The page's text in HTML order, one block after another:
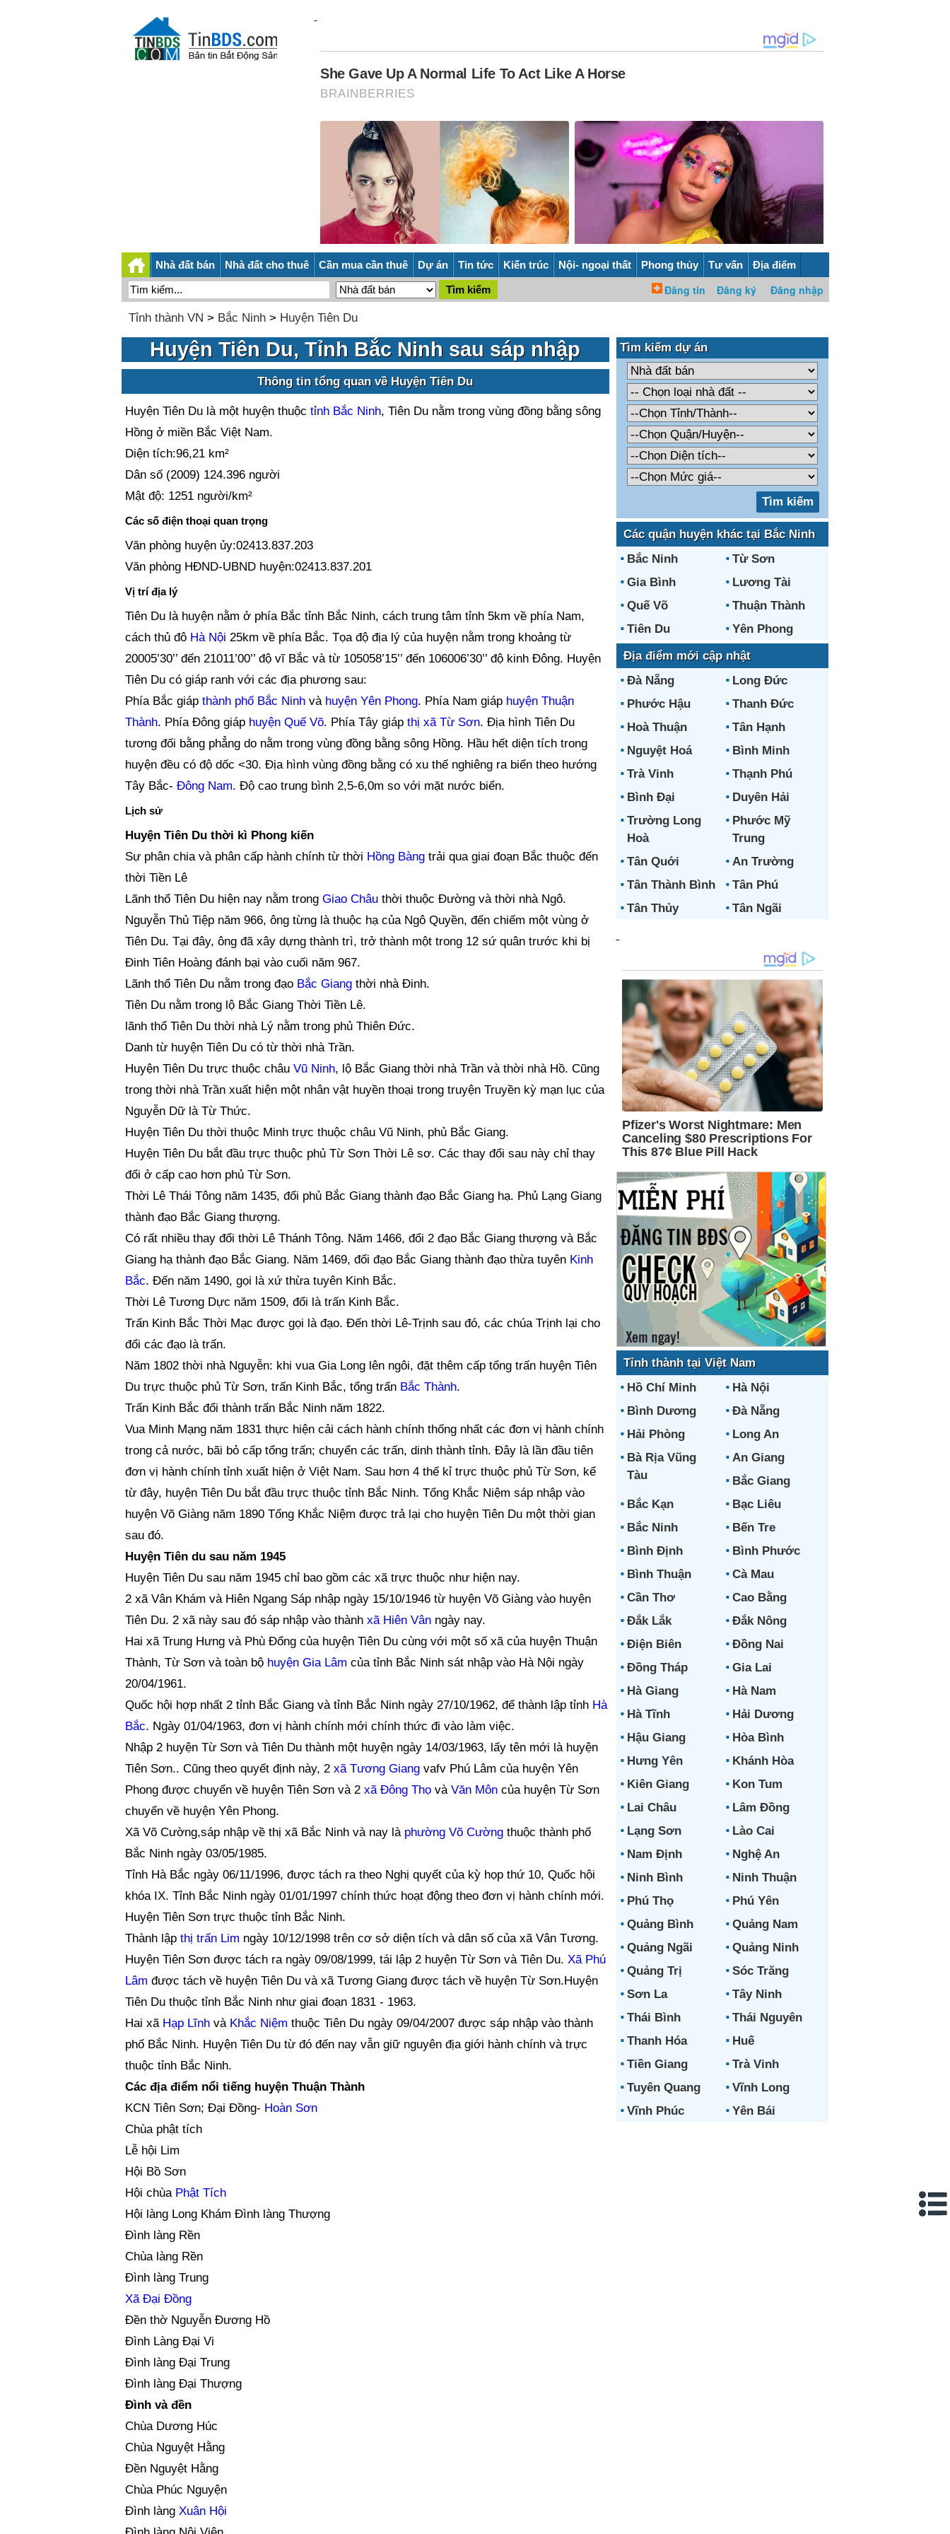
Nhà đất bán Nhà đất cho thuê Cần mua cần thuê Dự án Tin tức Kiến trúc Nội- ngoại thất Phong thủy Tư vấn Địa điểm
Tỉnh thành VN > Bắc Ninh> Huyện Tiên Du
Huyện Tiên Du, Tỉnh Bắc Ninh sau sáp nhập
Thông tin tổng quan về Huyện Tiên Du
Huyện Tiên Du là một huyện thuộc tỉnh Bắc Ninh, Tiên Du nằm trong vùng đồng bằng sông
Hồng ở miền Bắc Việt Nam.
Diện tích:96,21 km²
Dân số (2009) 124.396 người
Mật độ: 1251 người/km²
Các số điện thoại quan trọng
Văn phòng huyện ủy:02413.837.203
Văn phòng HĐND-UBND huyện:02413.837.201
Vị trí địa lý
Tiên Du là huyện nằm ở phía Bắc tỉnh Bắc Ninh, cách trung tâm tỉnh 5km về phía Nam,
cách thủ đô Hà Nội 25km về phía Bắc. Tọa độ địa lý của huyện nằm trong khoảng từ
20005’30’’ đến 21011’00’’ độ vĩ Bắc và từ 105058’15’’ đến 106006’30’’ độ kinh Đông. Huyện
Tiên Du có giáp ranh với các địa phương sau:
Phía Bắc giáp thành phố Bắc Ninhvà huyện Yên Phong. Phía Nam giáp huyện Thuận
Thành. Phía Đông giáp huyện Quế Võ. Phía Tây giáp thị xã Từ Sơn. Địa hình Tiên Du
tương đối bằng phẳng do nằm trong vùng đồng bằng sông Hồng. Hầu hết diện tích trong
huyện đều có độ dốc <30. Địa hình vùng đồng bằng có xu thế nghiêng ra biển theo hướng
Tây Bắc- Đông Nam. Độ cao trung bình 2,5-6,0m so với mặt nước biển.
Lịch sử
Huyện Tiên Du thời kì Phong kiến
Sự phân chia và phân cấp hành chính từ thời Hồng Bàngtrải qua giai đoạn Bắc thuộc đến
thời Tiền Lê
Lãnh thổ Tiên Du hiện nay nằm trong Giao Châuthời thuộc Đường và thời nhà Ngô.
Nguyễn Thủ Tiệp năm 966, ông từng là thuộc hạ của Ngô Quyền, đến chiếm một vùng ở
Tiên Du. Tại đây, ông đã xây dựng thành trì, trở thành một trong 12 sứ quân trước khi bị
Đinh Tiên Hoàng đánh bại vào cuối năm 967.
Lãnh thổ Tiên Du nằm trong đạo Bắc Giangthời nhà Đinh.
Tiên Du nằm trong lộ Bắc Giang Thời Tiền Lê.
lãnh thổ Tiên Du thời nhà Lý nằm trong phủ Thiên Đức.
Danh từ huyện Tiên Du có từ thời nhà Trần.
Huyện Tiên Du trực thuộc châu Vũ Ninh, lộ Bắc Giang thời nhà Trần và thời nhà Hồ. Cũng
trong thời nhà Trần xuất hiện một nhân vật huyền thoại trong truyện Truyền kỳ mạn lục của
Nguyễn Dữ là Từ Thức.
Huyện Tiên Du thời thuộc Minh trực thuộc châu Vũ Ninh, phủ Bắc Giang.
Huyện Tiên Du bắt đầu trực thuộc phủ Từ Sơn Thời Lê sơ. Các thay đổi sau này chỉ thay
đổi ở cấp cao hơn phủ Từ Sơn.
Thời Lê Thái Tông năm 1435, đổi phủ Bắc Giang thành đạo Bắc Giang hạ. Phủ Lạng Giang
thành đạo Bắc Giang thượng.
Có rất nhiều thay đổi thời Lê Thánh Tông. Năm 1466, đổi 2 đạo Bắc Giang thượng và Bắc
Giang hạ thành đạo Bắc Giang. Năm 1469, đổi đạo Bắc Giang thành đạo thừa tuyên Kinh
Bắc. Đến năm 1490, gọi là xứ thừa tuyên Kinh Bắc.
Thời Lê Tương Dực năm 1509, đổi là trấn Kinh Bắc.
Trấn Kinh Bắc Thời Mạc được gọi là đạo. Đến thời Lê-Trịnh sau đó, các chúa Trịnh lại cho
đổi các đạo là trấn.
Năm 1802 thời nhà Nguyễn: khi vua Gia Long lên ngôi, đặt thêm cấp tổng trấn huyện Tiên
Du trực thuộc phủ Từ Sơn, trấn Kinh Bắc, tổng trấn Bắc Thành.
Trấn Kinh Bắc đổi thành trấn Bắc Ninh năm 1822.
Vua Minh Mạng năm 1831 thực hiện cải cách hành chính thống nhất các đơn vị hành chính
trong cả nước, bãi bỏ cấp tổng trấn; chuyển các trấn, dinh thành tỉnh. Đây là lần đầu tiên
đơn vị hành chính tỉnh xuất hiện ở Việt Nam. Sau hơn 4 thế kỉ trực thuộc phủ Từ Sơn, kể
từ đây, huyện Tiên Du bắt đầu trực thuộc tỉnh Bắc Ninh. Tổng Khắc Niệm sáp nhập vào
huyện Võ Giàng năm 1890 Tổng Khắc Niệm được trả lại cho huyện Tiên Du một thời gian
sau đó.
Huyện Tiên du sau năm 1945
Huyện Tiên Du sau năm 1945 chỉ bao gồm các xã trực thuộc như hiện nay.
2 xã Vân Khám và Hiên Ngang Sáp nhập ngày 15/10/1946 từ huyện Võ Giàng vào huyện
Tiên Du. 2 xã này sau đó sáp nhập vào thành xã Hiên Vânngày nay.
Hai xã Trung Hưng và Phù Đổng của huyện Tiên Du cùng với một số xã của huyện Thuận
Thành, Từ Sơn và toàn bộ huyện Gia Lâm của tỉnh Bắc Ninh sát nhập vào Hà Nội ngày
20/04/1961.
Quốc hội hợp nhất 2 tỉnh Bắc Giang và tỉnh Bắc Ninh ngày 27/10/1962, để thành lập tỉnh Hà
Bắc. Ngày 01/04/1963, đơn vị hành chính mới chính thức đi vào làm việc.
Nhập 2 huyện Từ Sơn và Tiên Du thành một huyện ngày 14/03/1963, lấy tên mới là huyện
Tiên Sơn.. Cũng theo quyết định này, 2 xã Tương Giangvafv Phú Lâm của huyện Yên
Phong được chuyển về huyện Tiên Sơn và 2 xã Đông Thọvà Văn Môncủa huyện Từ Sơn
chuyển về huyện Yên Phong.
Xã Võ Cường,sáp nhập về thị xã Bắc Ninh và nay là phường Võ Cườngthuộc thành phố
Bắc Ninh ngày 03/05/1985.
Tỉnh Hà Bắc ngày 06/11/1996, được tách ra theo Nghị quyết của kỳ họp thứ 10, Quốc hội
khóa IX. Tỉnh Bắc Ninh ngày 01/01/1997 chính thức hoạt động theo đơn vị hành chính mới.
Huyện Tiên Sơn trực thuộc tỉnh Bắc Ninh.
Thành lập thị trấn Lim ngày 10/12/1998 trên cơ sở diện tích và dân số của xã Vân Tương.
Huyện Tiên Sơn được tách ra ngày 09/08/1999, tái lập 2 huyện Từ Sơn và Tiên Du. Xã Phú
Lâm được tách về huyện Tiên Du và xã Tương Giang được tách về huyện Từ Sơn.Huyện
Tiên Du thuộc tỉnh Bắc Ninh như giai đoạn 1831 - 1963.
Hai xã Hạp Lĩnhvà Khắc Niệm thuộc Tiên Du ngày 09/04/2007 được sáp nhập vào thành
phố Bắc Ninh. Huyện Tiên Du từ đó đến nay vẫn giữ nguyên địa giới hành chính và trực
thuộc tỉnh Bắc Ninh.
Các địa điểm nổi tiếng huyện Thuận Thành
KCN Tiên Sơn; Đại Đồng- Hoàn Sơn
Chùa phật tích
Lễ hội Lim
Hội Bồ Sơn
Hội chùa Phật Tích
Hội làng Long Khám Đình làng Thượng
Đình làng Rền
Chùa làng Rền
Đình làng Trung
Xã Đại Đồng
Đền thờ Nguyễn Đương Hồ
Đình Làng Đại Vi
Đình làng Đại Trung
Đình làng Đại Thượng
Đình và đền
Chùa Dương Húc
Chùa Nguyệt Hằng
Đền Nguyệt Hằng
Chùa Phúc Nguyện
Đình làng Xuân Hội
Tìm kiếm dự án
Các quận huyện khác tại Bắc Ninh
Bắc Ninh
Từ Sơn
Gia Bình
Lương Tài
Quế Võ
Thuận Thành
Tiên Du
Yên Phong
Địa điểm mới cập nhật
Đà Nẵng
Long Đức
Phước Hậu
Thanh Đức
Hoà Thuận
Tân Hạnh
Nguyệt Hoá
Bình Minh
Trà Vinh
Thạnh Phú
Bình Đại
Duyên Hải
Trường Long
Hoà
Phước Mỹ
Trung
Tân Quới
An Trường
Tân Thành Bình
Tân Phú
Tân Thủy
Tân Ngãi
Tỉnh thành tại Việt Nam
Hồ Chí Minh
Hà Nội
Bình Dương
Đà Nẵng
Hải Phòng
Long An
Bà Rịa Vũng
Tàu
An Giang
Bắc Giang
Bắc Kạn
Bạc Liêu
Bắc Ninh
Bến Tre
Bình Định
Bình Phước
Bình Thuận
Cà Mau
Cần Thơ
Cao Bằng
Đắk Lắk
Đắk Nông
Điện Biên
Đồng Nai
Đồng Tháp
Gia Lai
Hà Giang
Hà Nam
Hà Tĩnh
Hải Dương
Hậu Giang
Hòa Bình
Hưng Yên
Khánh Hòa
Kiên Giang
Kon Tum
Lai Châu
Lâm Đồng
Lạng Sơn
Lào Cai
Nam Định
Nghệ An
Ninh Bình
Ninh Thuận
Phú Thọ
Phú Yên
Quảng Bình
Quảng Nam
Quảng Ngãi
Quảng Ninh
Quảng Trị
Sóc Trăng
Sơn La
Tây Ninh
Thái Bình
Thái Nguyên
Thanh Hóa
Huế
Tiền Giang
Trà Vinh
Tuyên Quang
Vĩnh Long
Vĩnh Phúc
Yên Bái